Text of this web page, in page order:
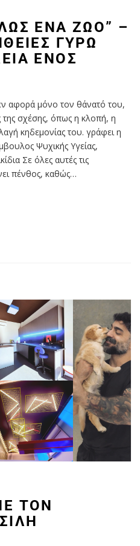
ΈΝΑ ΖΏΟ” –
ΓΎΡΩ
ΕΝΌΣ
αφορά μόνο τον θάνατό του,
σχέσης, όπως η κλοπή, η
κηδεμονίας του. γράφει η
Ψυχικής Υγείας,
Σε όλες αυτές τις
πένθος, καθώς…
ΤΟΝ